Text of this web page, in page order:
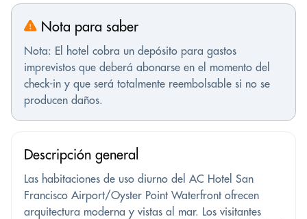
Nota para saber
Nota: El hotel cobra un depósito para gastos
imprevistos que deberá abonarse en el momento del
check-in y que será totalmente reembolsable si no se
producen daños.
Descripción general
Las habitaciones de uso diurno del AC Hotel San
Francisco Airport/Oyster Point Waterfront ofrecen
arquitectura moderna y vistas al mar. Los visitantes